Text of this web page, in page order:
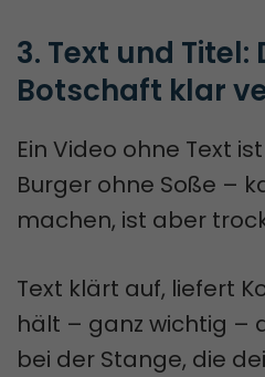
3. Text und Titel:
Botschaft klar
Ein Video ohne Text
Burger ohne Soße –
machen, ist aber
Text klärt auf, liefert
hält – ganz wichtig –
bei der Stange, die